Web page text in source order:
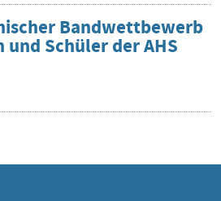
Bandwettbewerb
Schüler der AHS